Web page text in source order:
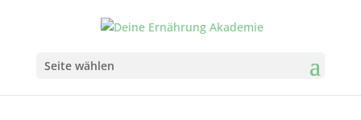
Seite wählen